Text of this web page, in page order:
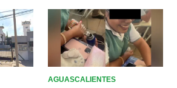
AGUASCALIENTES